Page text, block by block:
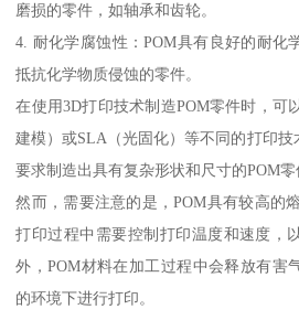
磨损的零件，如轴承和齿轮。
4. 耐化学腐蚀性：POM具有良好的耐化
抵抗化学物质侵蚀的零件。
在使用3D打印技术制造POM零件时，可
建模）或SLA（光固化）等不同的打印
要求制造出具有复杂形状和尺寸的POM零
然而，需要注意的是，POM具有较高的
打印过程中需要控制打印温度和速度，
外，POM材料在加工过程中会释放有害
的环境下进行打印。